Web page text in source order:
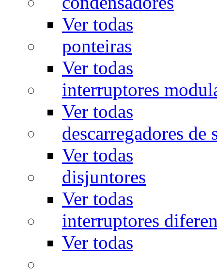
Ver todas
ponteiras
Ver todas
interruptores
Ver todas
descarregadores de
Ver todas
disjuntores
Ver todas
interruptores
Ver todas